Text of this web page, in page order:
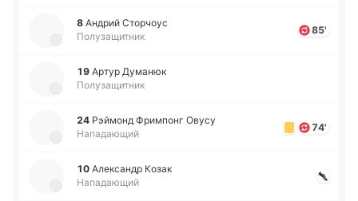
8 Андрий Сто­рчоус
Полузащитник
85'
19 Артур Ду­ма­нюк
Полузащитник
24 Рэй­монд Фри­мпонг Овусу
Нападающий
74'
10 Але­ксандр Козак
Нападающий